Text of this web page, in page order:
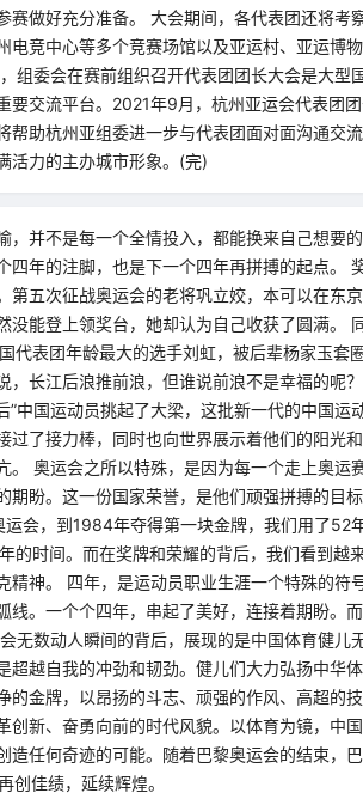
做好充分准备。 大会期间，各代表团还将考
竞中心等多个竞赛场馆以及亚运村、亚运博
组委会在赛前组织召开代表团团长大会是大型
要交流平台。2021年9月，杭州亚运会代表团
帮助杭州亚组委进一步与代表团面对面沟通交
活力的主办城市形象。(完)
并不是每一个全情投入，都能换来自己想要
年的注脚，也是下一个四年再拼搏的起点。
五次征战奥运会的老将巩立姣，本可以在东
能登上领奖台，她却认为自己收获了圆满。
代表团年龄最大的选手刘虹，被后辈杨家玉套
，长江后浪推前浪，但谁说前浪不是幸福的呢
中国运动员挑起了大梁，这批新一代的中国运
过了接力棒，同时也向世界展示着他们的阳光
。 奥运会之所以特殊，是因为每一个走上奥运
期盼。这一份国家荣誉，是他们顽强拼搏的目
会，到1984年夺得第一块金牌，我们用了52
时间。而在奖牌和荣耀的背后，我们看到越
神。 四年，是运动员职业生涯一个特殊的符
。一个个四年，串起了美好，连接着期盼。
无数动人瞬间的背后，展现的是中国体育健儿
越自我的冲劲和韧劲。健儿们大力弘扬中华
的金牌，以昂扬的斗志、顽强的作风、高超的
创新、奋勇向前的时代风貌。以体育为镜，中
任何奇迹的可能。随着巴黎奥运会的结束，
佳绩，延续辉煌。